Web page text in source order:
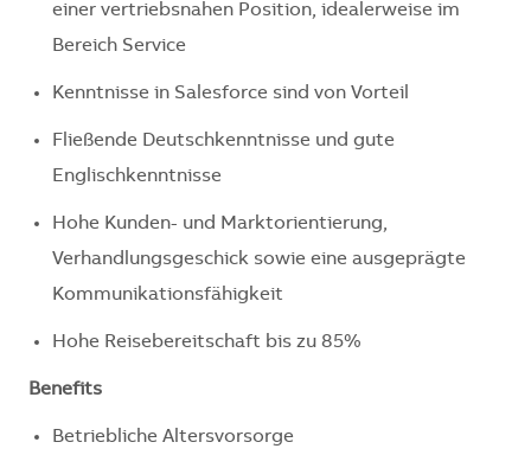
einer vertriebsnahen Position, idealerweise im
Bereich Service
Kenntnisse in Salesforce sind von Vorteil
Fließende Deutschkenntnisse und gute
Englischkenntnisse
Hohe Kunden- und Marktorientierung,
Verhandlungsgeschick sowie eine ausgeprägte
Kommunikationsfähigkeit
Hohe Reisebereitschaft bis zu 85%
Benefits
Betriebliche Altersvorsorge